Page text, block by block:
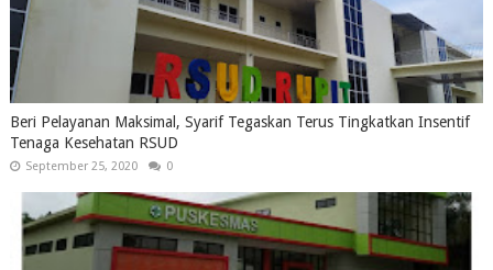
Beri Pelayanan Maksimal, Syarif Tegaskan Terus Tingkatkan Insentif
Tenaga Kesehatan RSUD
September 25, 2020 0